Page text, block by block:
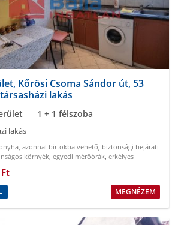
Kőrösi Csoma Sándor út, 53
lakás
1 + 1 félszoba
lakás
, azonnal birtokba vehető, biztonsági bejárati
környék, egyedi mérőórák, erkélyes
MEGNÉZEM